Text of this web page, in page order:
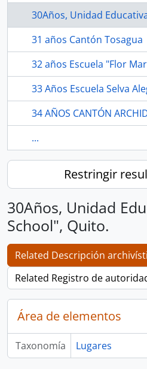
31 años Cantón Tosagua
34 AÑOS CANTÓN
...
Restringir
30Años, Unidad
School", Quito.
Related Descripción
Related Registro de
Área de elementos
Taxonomía Lugares